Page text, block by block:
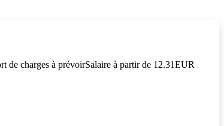
de charges à prévoirSalaire à partir de 12.31EUR